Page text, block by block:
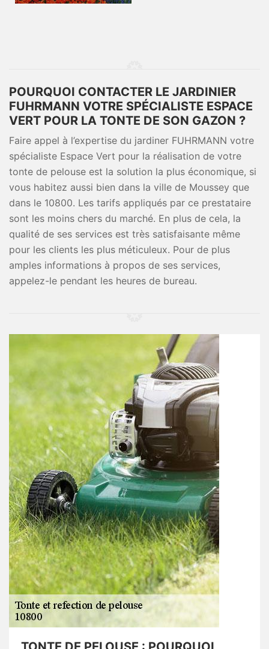
POURQUOI CONTACTER LE JARDINIER
FUHRMANN VOTRE SPÉCIALISTE ESPACE
VERT POUR LA TONTE DE SON GAZON ?
Faire appel à l’expertise du jardiner FUHRMANN votre
spécialiste Espace Vert pour la réalisation de votre
tonte de pelouse est la solution la plus économique, si
vous habitez aussi bien dans la ville de Moussey que
dans le 10800. Les tarifs appliqués par ce prestataire
sont les moins chers du marché. En plus de cela, la
qualité de ses services est très satisfaisante même
pour les clients les plus méticuleux. Pour de plus
amples informations à propos de ses services,
appelez-le pendant les heures de bureau.